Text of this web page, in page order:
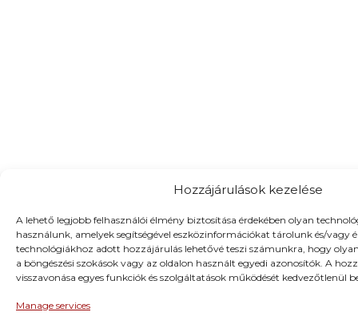
Hozzájárulások kezelése
A lehető legjobb felhasználói élmény biztosítása érdekében olyan
használunk, amelyek segítségével eszközinformációkat tárolunk és/vagy
technológiákhoz adott hozzájárulás lehetővé teszi számunkra, hogy
a böngészési szokások vagy az oldalon használt egyedi azonosítók. A
visszavonása egyes funkciók és szolgáltatások működését kedvezőtlenül
Manage services